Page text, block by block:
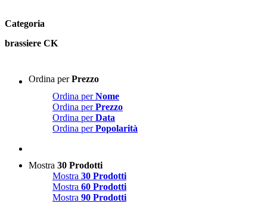
Categoria
brassiere CK
Ordina perPrezzo
Ordina perNome
Ordina perPrezzo
Ordina perData
Ordina perPopolarità
Mostra 30 Prodotti
Mostra 30 Prodotti
Mostra 60 Prodotti
Mostra 90 Prodotti